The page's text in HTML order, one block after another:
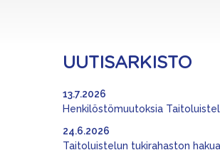
UUTISARKISTO
Henkilöstömuutoksia
13.7.2026
Taitoluistelun tukirahaston
24.6.2026